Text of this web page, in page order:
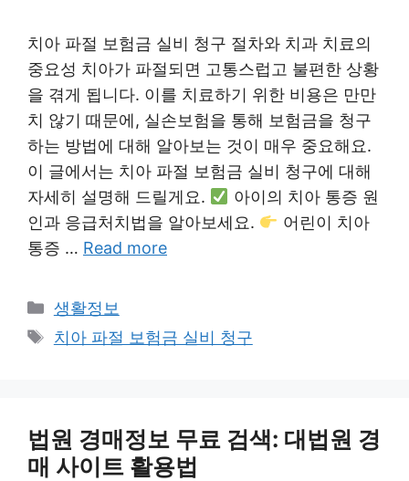
치아 파절 보험금 실비 청구 절차와 치과 치료의
중요성 치아가 파절되면 고통스럽고 불편한 상황
을 겪게 됩니다. 이를 치료하기 위한 비용은 만만
치 않기 때문에, 실손보험을 통해 보험금을 청구
하는 방법에 대해 알아보는 것이 매우 중요해요.
이 글에서는 치아 파절 보험금 실비 청구에 대해
자세히 설명해 드릴게요.
아이의 치아 통증 원
인과 응급처치법을 알아보세요.
어린이 치아
통증 … Read more
Categories
생활정보
Tags
치아 파절 보험금 실비 청구
법원 경매정보 무료 검색: 대법원 경
매 사이트 활용법